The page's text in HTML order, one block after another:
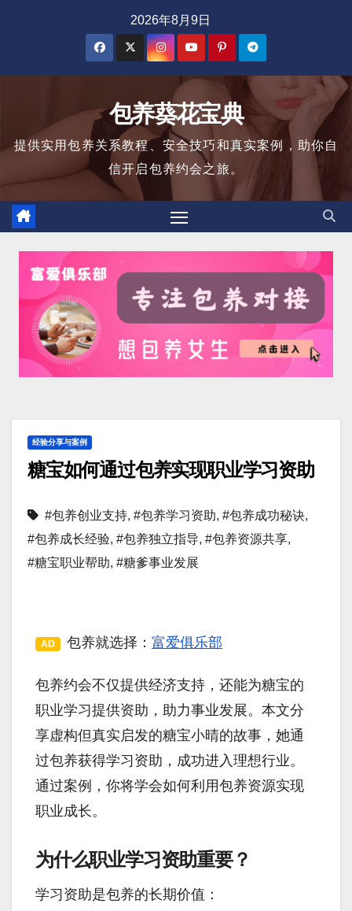
2026年8月9日
包养葵花宝典
提供实用包养关系教程、安全技巧和真实案例，助你自
信开启包养约会之旅。
经验分享与案例
糖宝如何通过包养实现职业学习资助
#包养创业支持, #包养学习资助, #包养成功秘诀,
#包养成长经验, #包养独立指导, #包养资源共享,
#糖宝职业帮助, #糖爹事业发展
AD 包养就选择： 富爱俱乐部
包养约会不仅提供经济支持，还能为糖宝的
职业学习提供资助，助力事业发展。本文分
享虚构但真实启发的糖宝小晴的故事，她通
过包养获得学习资助，成功进入理想行业。
通过案例，你将学会如何利用包养资源实现
职业成长。
为什么职业学习资助重要？
学习资助是包养的长期价值：